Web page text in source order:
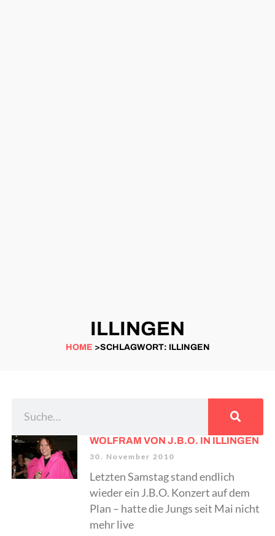
ILLINGEN
HOME >SCHLAGWORT: ILLINGEN
WOLFRAM VON J.B.O. IN ILLINGEN
30. November 2010
Letzten Samstag stand endlich
wieder ein J.B.O. Konzert auf dem
Plan – hatte die Jungs seit Mai nicht
mehr live